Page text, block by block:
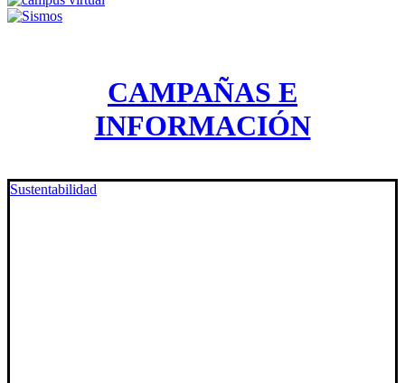
CAMPAÑAS E
INFORMACIÓN
Sustentabilidad